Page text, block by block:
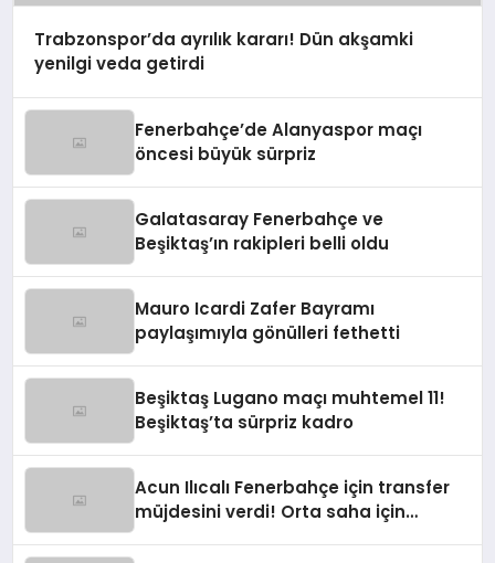
Trabzonspor’da ayrılık kararı! Dün akşamki
yenilgi veda getirdi
Fenerbahçe’de Alanyaspor maçı
öncesi büyük sürpriz
Galatasaray Fenerbahçe ve
Beşiktaş’ın rakipleri belli oldu
Mauro Icardi Zafer Bayramı
paylaşımıyla gönülleri fethetti
Beşiktaş Lugano maçı muhtemel 11!
Beşiktaş’ta sürpriz kadro
Acun Ilıcalı Fenerbahçe için transfer
müjdesini verdi! Orta saha için